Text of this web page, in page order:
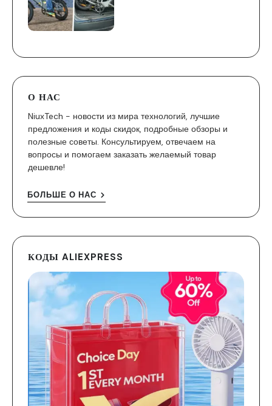
О НАС
NiuxTech - новости из мира технологий, лучшие
предложения и коды скидок, подробные обзоры и
полезные советы. Консультируем, отвечаем на
вопросы и помогаем заказать желаемый товар
дешевле!
БОЛЬШЕ О НАС
КОДЫ ALIEXPRESS